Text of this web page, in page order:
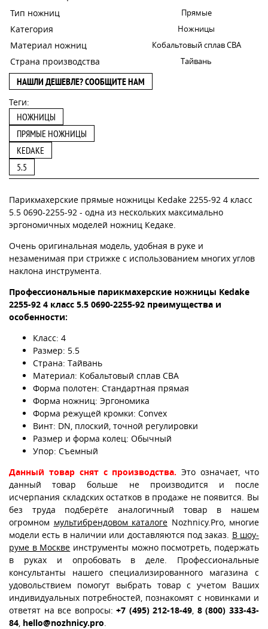
Тип ножниц Прямые
Категория Ножницы
Материал ножниц Кобальтовый сплав CBA
Страна производства Тайвань
НАШЛИ ДЕШЕВЛЕ? СООБЩИТЕ НАМ
Теги:
НОЖНИЦЫ
ПРЯМЫЕ НОЖНИЦЫ
KEDAKE
5.5
Парикмахерские прямые ножницы Kedake 2255-92 4 класс
5.5 0690-2255-92 - одна из нескольких максимально
эргономичных моделей ножниц Кедаке.
Очень оригинальная модель, удобная в руке и
незаменимая при стрижке с использованием многих углов
наклона инструмента.
Профессиональные парикмахерские ножницы Kedake
2255-92 4 класс 5.5 0690-2255-92 преимущества и
особенности:
Класс: 4
Размер: 5.5
Страна: Тайвань
Материал: Кобальтовый сплав CBA
Форма полотен: Стандартная прямая
Форма ножниц: Эргономика
Форма режущей кромки: Convex
Винт: DN, плоский, точной регулировки
Размер и форма колец: Обычный
Упор: Съемный
Данный товар снят с производства. Это означает, что
данный товар больше не производится и после
исчерпания складских остатков в продаже не появится. Вы
без труда подберёте аналогичный товар в нашем
огромном мультибрендовом каталоге Nozhnicy.Pro, многие
модели есть в наличии или доставляются под заказ. В шоу-
руме в Москве инструменты можно посмотреть, подержать
в руках и опробовать в деле. Профессиональные
консультанты нашего специализированного магазина с
удовольствием помогут выбрать товар с учетом Ваших
индивидуальных потребностей, познакомят с новинками и
ответят на все вопросы:+7 (495) 212-18-49 8 (800) 333-43-
84 hello@nozhnicy.pro